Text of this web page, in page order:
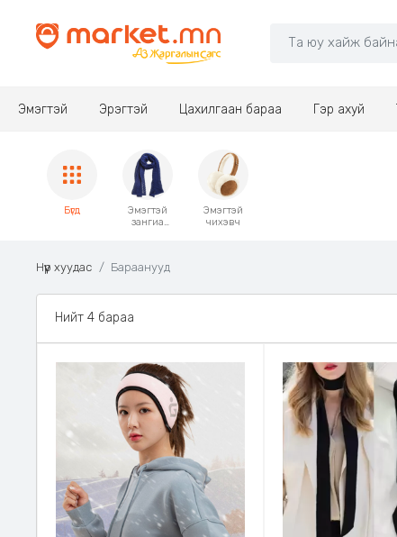
Эмэгтэй Эрэгтэй Цахилгаан бараа Гэр ахуй
Бүгд
Эмэгтэй
зангиа
Эмэгтэй
чихэвч
Нүүр хуудас Бараанууд
Нийт 4 бараа